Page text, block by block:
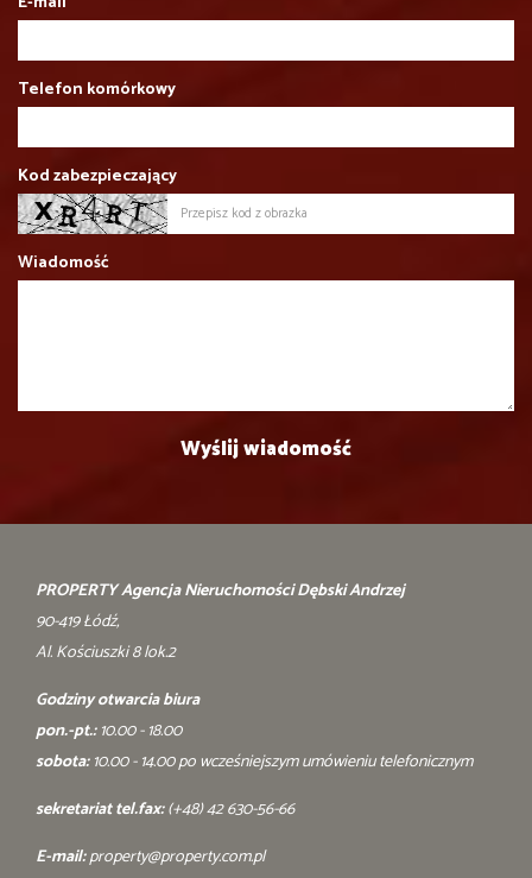
Telefon komórkowy
Kod zabezpieczający
Wiadomość
PROPERTY Agencja Nieruchomości Dębski Andrzej
90-419 Łódź,
Al. Kościuszki 8 lok.2
Godziny otwarcia biura
pon.-pt.:10.00 - 18.00
sobota:10.00 - 14.00 po wcześniejszym umówieniu telefonicznym
sekretariat tel.fax:(+48) 42 630-56-66
E-mail:property@property.com.pl